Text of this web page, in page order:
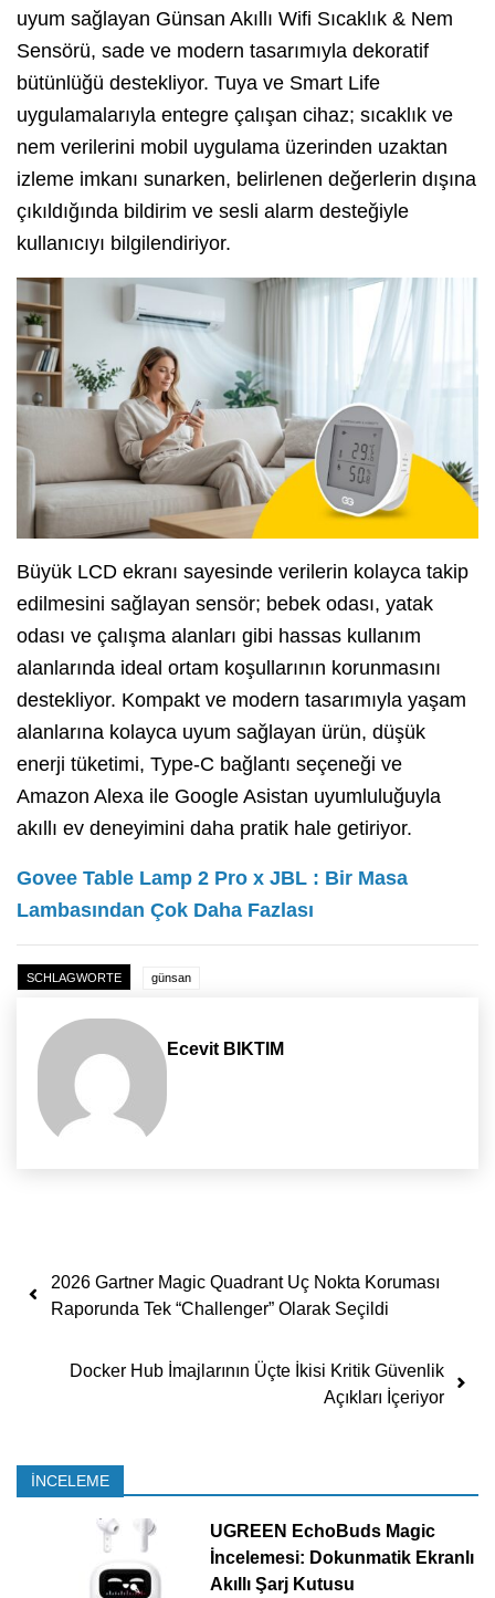
uyum sağlayan Günsan Akıllı Wifi Sıcaklık & Nem
Sensörü, sade ve modern tasarımıyla dekoratif
bütünlüğü destekliyor. Tuya ve Smart Life
uygulamalarıyla entegre çalışan cihaz; sıcaklık ve
nem verilerini mobil uygulama üzerinden uzaktan
izleme imkanı sunarken, belirlenen değerlerin dışına
çıkıldığında bildirim ve sesli alarm desteğiyle
kullanıcıyı bilgilendiriyor.
Büyük LCD ekranı sayesinde verilerin kolayca takip
edilmesini sağlayan sensör; bebek odası, yatak
odası ve çalışma alanları gibi hassas kullanım
alanlarında ideal ortam koşullarının korunmasını
destekliyor. Kompakt ve modern tasarımıyla yaşam
alanlarına kolayca uyum sağlayan ürün, düşük
enerji tüketimi, Type-C bağlantı seçeneği ve
Amazon Alexa ile Google Asistan uyumluluğuyla
akıllı ev deneyimini daha pratik hale getiriyor.
Govee Table Lamp 2 Pro x JBL : Bir Masa
Lambasından Çok Daha Fazlası
SCHLAGWORTE günsan
Ecevit BIKTIM
Yazı dolaşımı
2026 Gartner Magic Quadrant Uç Nokta Koruması
Raporunda Tek “Challenger” Olarak Seçildi
Docker Hub İmajlarının Üçte İkisi Kritik Güvenlik
Açıkları İçeriyor
İNCELEME
UGREEN EchoBuds Magic
İncelemesi: Dokunmatik Ekranlı
Akıllı Şarj Kutusu